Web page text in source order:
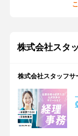
株式会社スタ
株式会社スタッフサ